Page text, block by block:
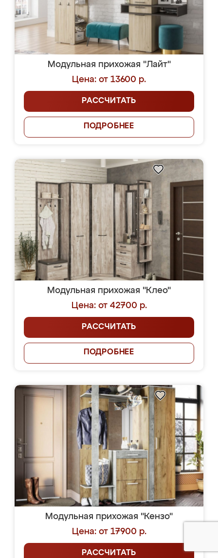
Модульная прихожая "Лайт"
Цена: от 13600 р.
РАССЧИТАТЬ
ПОДРОБНЕЕ
Модульная прихожая "Клео"
Цена: от 42700 р.
РАССЧИТАТЬ
ПОДРОБНЕЕ
Модульная прихожая "Кензо"
Цена: от 17900 р.
РАССЧИТАТЬ